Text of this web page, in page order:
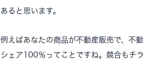
あると思います。
例えばあなたの商品が不動産販売で、不
シェア100％ってことですね。競合もチ